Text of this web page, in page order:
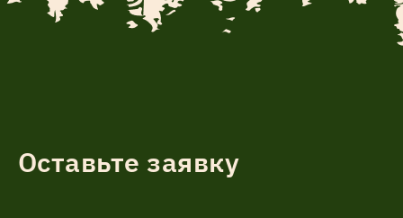
Оставьте заявку